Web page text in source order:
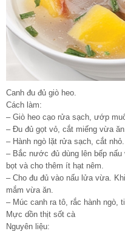
Canh đu đủ giò heo.
Cách làm:
– Giò heo cạo rửa sạch, ướp
– Đu đủ gọt vỏ, cắt miếng vừa ăn.
– Hành ngò lặt rửa sạch, cắt nhỏ.
– Bắc nước đủ dùng lên bếp
bọt và cho thêm ít hạt nêm.
– Cho đu đủ vào nấu lửa vừa.
mắm vừa ăn.
– Múc canh ra tô, rắc hành ngò,
Mực dồn thịt sốt cà
Nguyên liệu: